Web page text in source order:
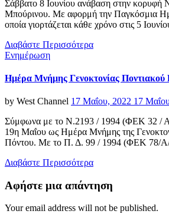
Σάββατο 8 Ιουνίου ανάβαση στην κορυφή
Μπούρινου. Με αφορμή την Παγκόσμια
οποία γιορτάζεται κάθε χρόνο στις 5
Διαβάστε Περισσότερα
Categories
Ενημέρωση
Ημέρα Μνήμης Γενοκτονίας Ποντιακού
by West Channel Posted
17 Μαΐου, 2022 17
Σύμφωνα με το Ν.2193 / 1994 (ΦΕΚ 32 /
19η Μαΐου ως Ημέρα Μνήμης της
Πόντου. Με το Π. Δ. 99 / 1994 (ΦΕΚ 78/
Διαβάστε Περισσότερα
Αφήστε μια απάντηση
Your email address will not be published.